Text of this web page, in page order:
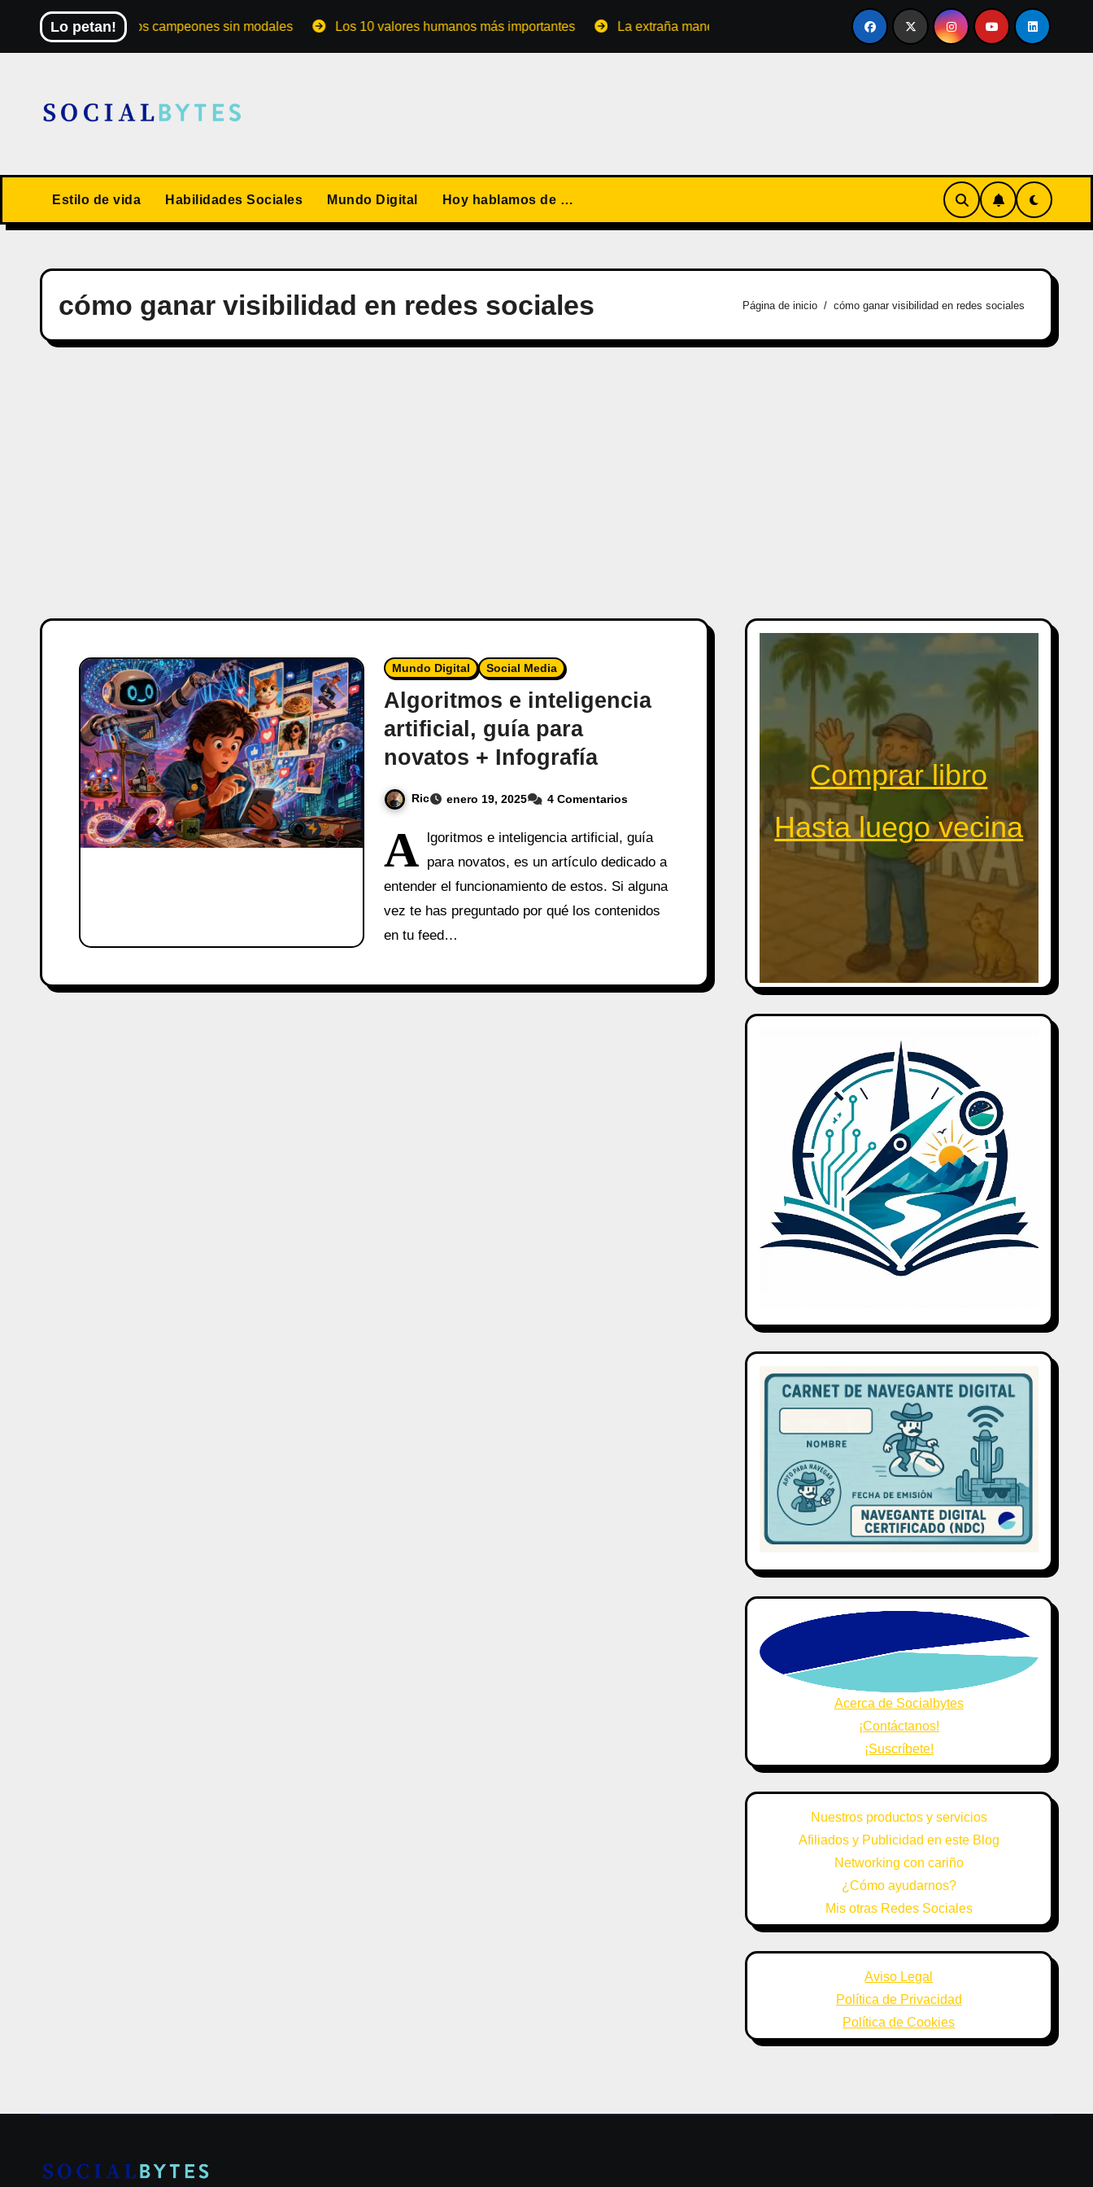
contenido
Lo petan!
El Mundial de los campeones sin modales Los 10 valores humanos más importantes La extraña manera de convertirse en familia El primer tour de la India Chiquitina
Estilo de vida Habilidades Sociales Mundo Digital Hoy hablamos de …
cómo ganar visibilidad en redes sociales Página de inicio cómo ganar visibilidad en redes sociales
Mundo Digital Social Media
Algoritmos e inteligencia
artificial, guía para
novatos + Infografía
Ric enero 19, 2025 4 Comentarios
A lgoritmos e inteligencia artificial, guía
para novatos, es un artículo dedicado a
entender el funcionamiento de estos. Si alguna
vez te has preguntado por qué los contenidos
en tu feed…
Comprar libro
Hasta luego vecina
Acerca de Socialbytes
¡Contáctanos!
¡Suscríbete!
Nuestros productos y servicios
Afiliados y Publicidad en este Blog
Networking con cariño
¿Cómo ayudarnos?
Mis otras Redes Sociales
Aviso Legal
Política de Privacidad
Política de Cookies